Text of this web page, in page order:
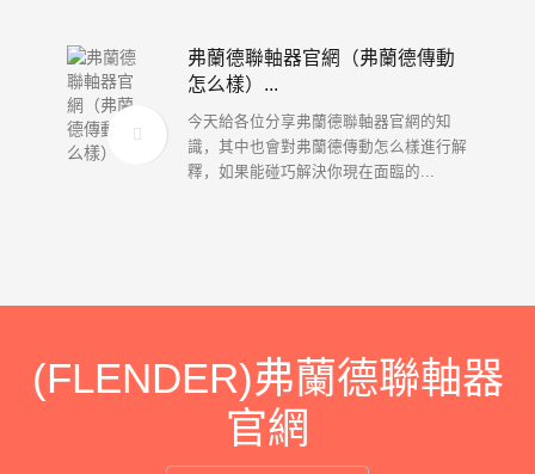
弗蘭德聯軸器官網（弗蘭德傳動
怎么樣）...
今天給各位分享弗蘭德聯軸器官網的知
識，其中也會對弗蘭德傳動怎么樣進行解
釋，如果能碰巧解決你現在面臨的...
(FLENDER)弗蘭德聯軸器
官網